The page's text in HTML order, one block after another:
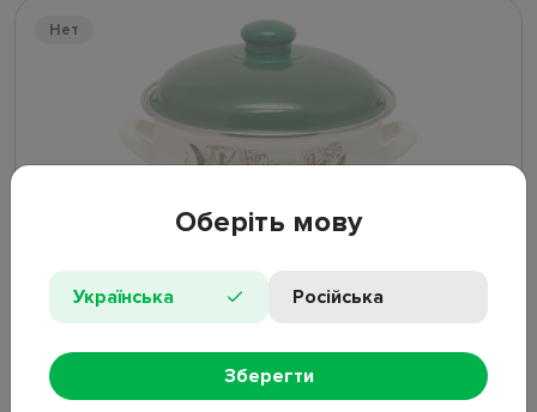
Нет
Кастрюля эмалированная Infinity Olive с крышкой
D22см 4,8л 6435429
Оберіть мову
Українська Російська
Зберегти